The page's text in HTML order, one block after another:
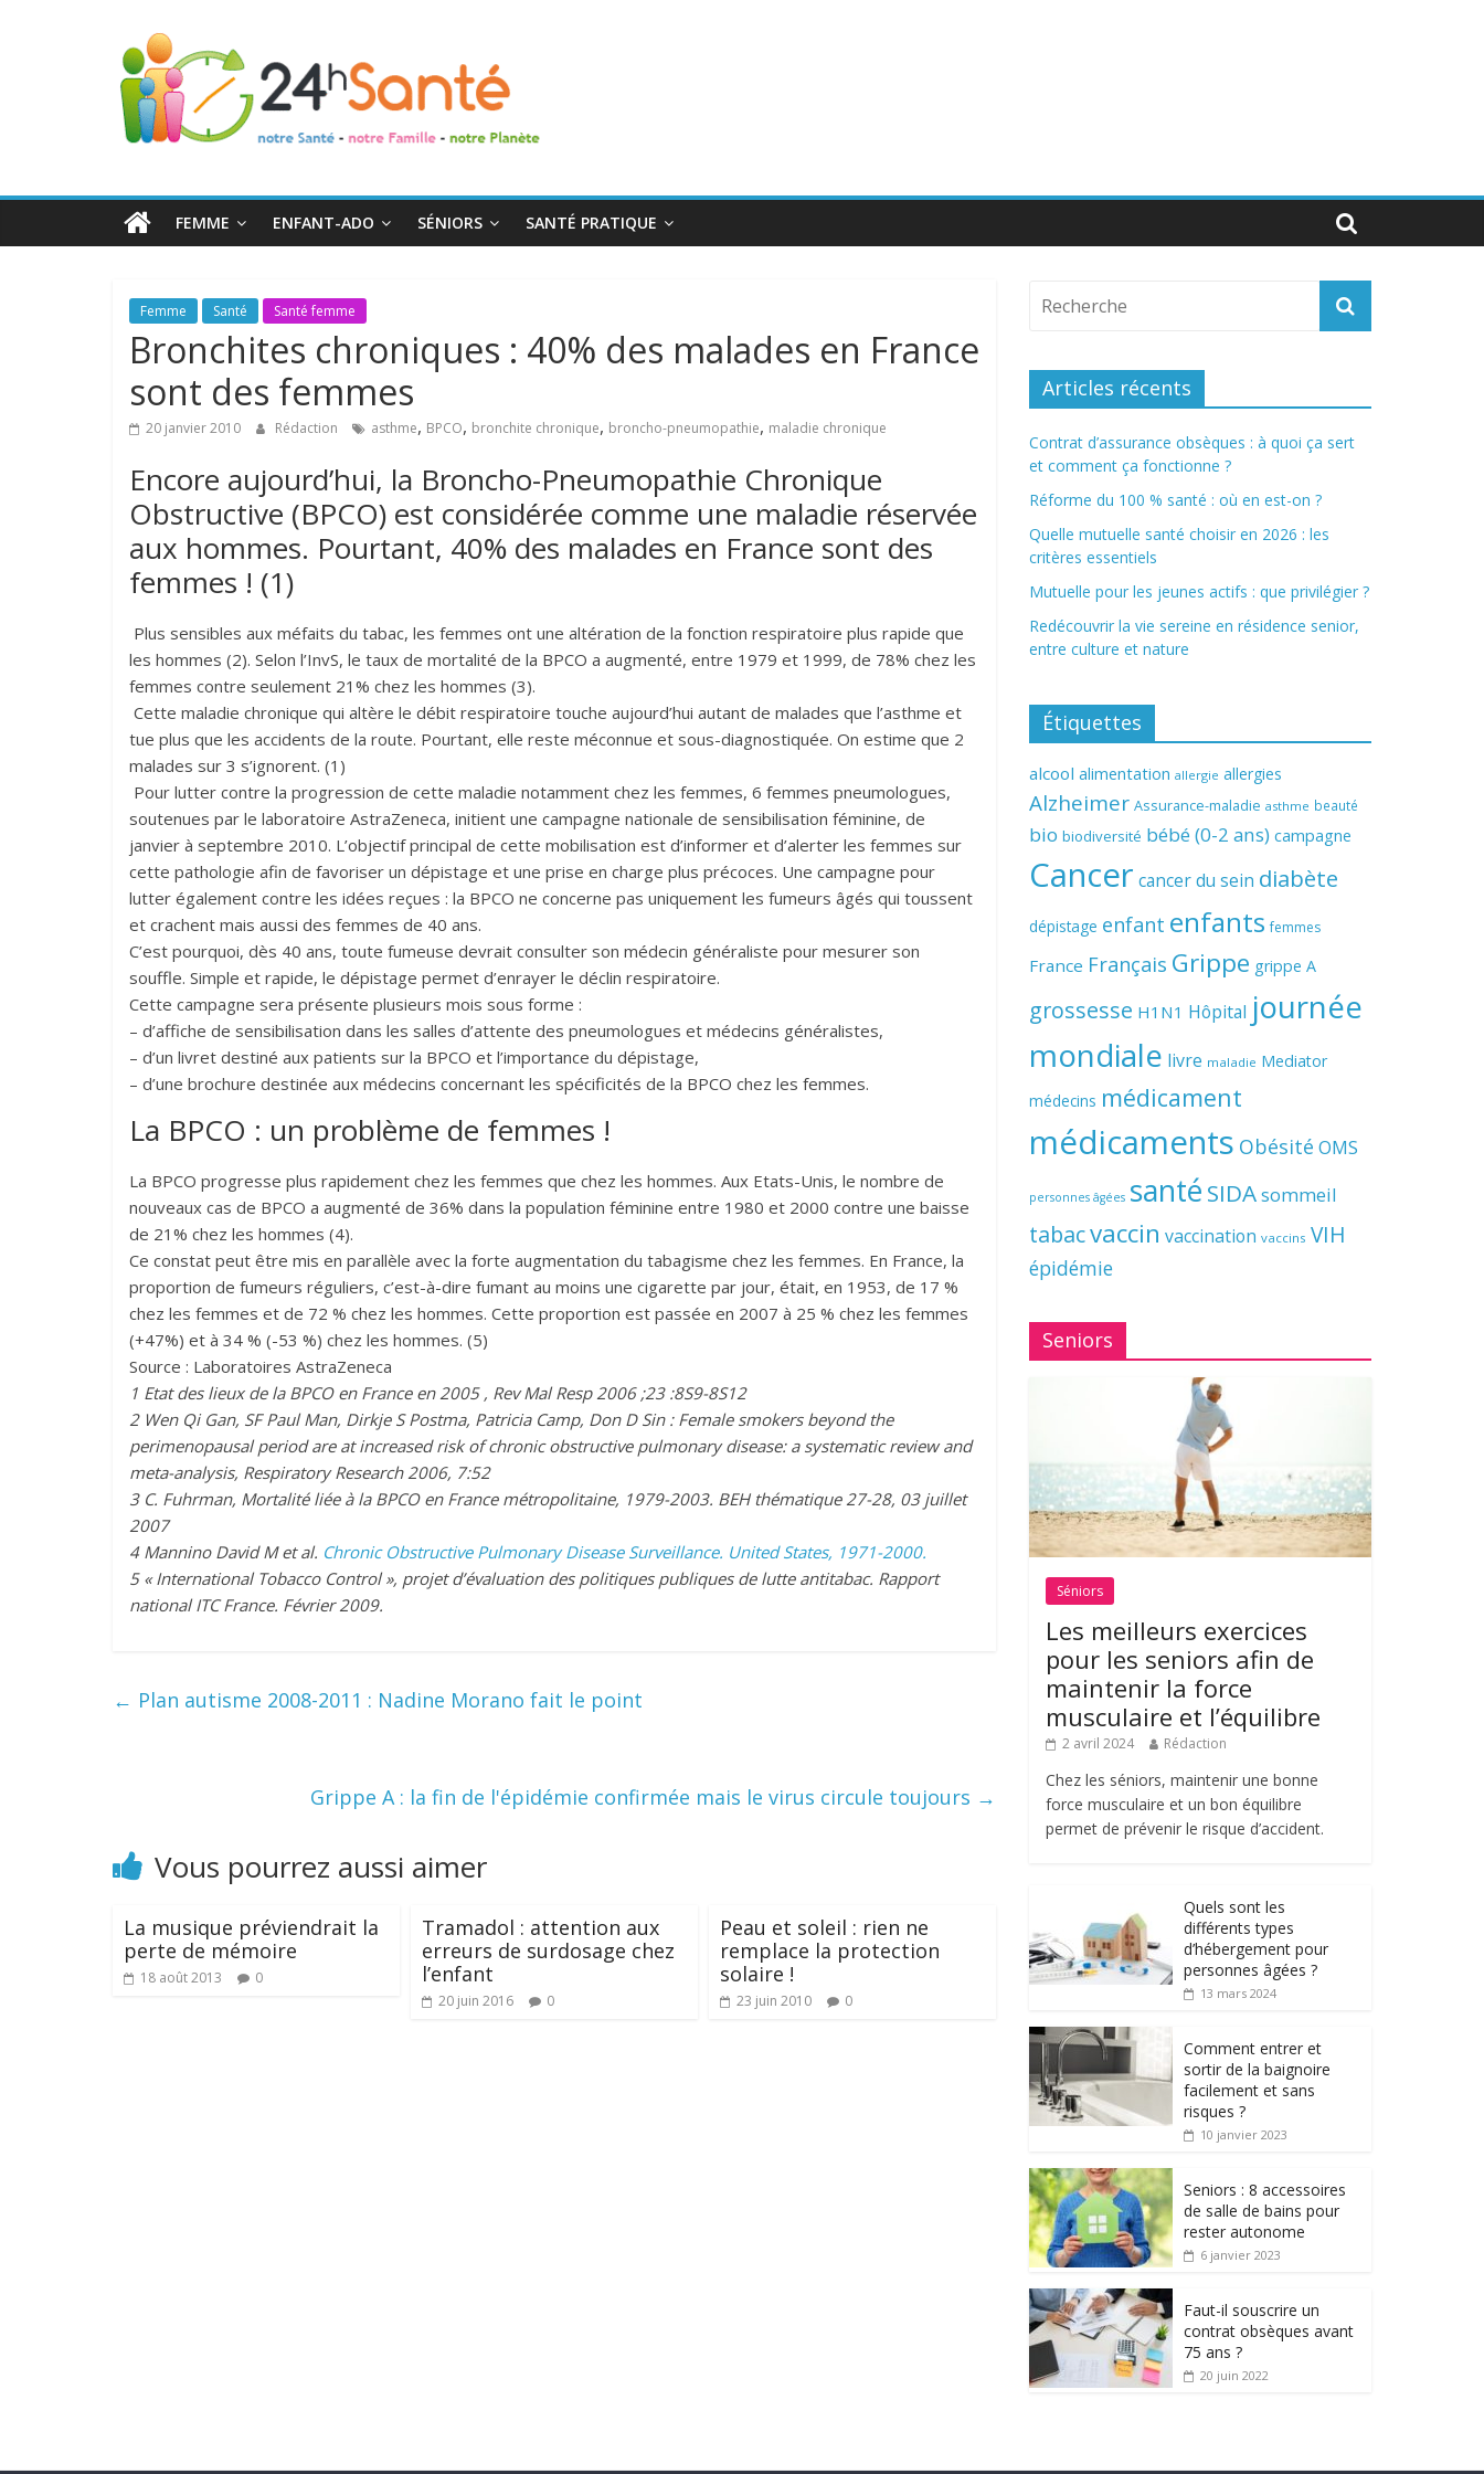
24h
Santé
toute
FEMME ENFANT-ADO SÉNIORS SANTÉ PRATIQUE
Femme Santé Santé femme
Bronchites chroniques : 40% des malades en France
sont des femmes
20 janvier 2010 Rédaction asthme, BPCO, bronchite chronique, broncho-pneumopathie, maladie chronique
Encore aujourd’hui, la Broncho-Pneumopathie Chronique
Obstructive (BPCO) est considérée comme une maladie réservée
aux hommes. Pourtant, 40% des malades en France sont des
femmes ! (1)
Plus sensibles aux méfaits du tabac, les femmes ont une altération de la fonction respiratoire plus rapide que
les hommes (2). Selon l’InvS, le taux de mortalité de la BPCO a augmenté, entre 1979 et 1999, de 78% chez les
femmes contre seulement 21% chez les hommes (3).
Cette maladie chronique qui altère le débit respiratoire touche aujourd’hui autant de malades que l’asthme et
tue plus que les accidents de la route. Pourtant, elle reste méconnue et sous-diagnostiquée. On estime que 2
malades sur 3 s’ignorent. (1)
Pour lutter contre la progression de cette maladie notamment chez les femmes, 6 femmes pneumologues,
soutenues par le laboratoire AstraZeneca, initient une campagne nationale de sensibilisation féminine, de
janvier à septembre 2010. L’objectif principal de cette mobilisation est d’informer et d’alerter les femmes sur
cette pathologie afin de favoriser un dépistage et une prise en charge plus précoces. Une campagne pour
lutter également contre les idées reçues : la BPCO ne concerne pas uniquement les fumeurs âgés qui toussent
et crachent mais aussi des femmes de 40 ans.
C’est pourquoi, dès 40 ans, toute fumeuse devrait consulter son médecin généraliste pour mesurer son
souffle. Simple et rapide, le dépistage permet d’enrayer le déclin respiratoire.
Cette campagne sera présente plusieurs mois sous forme :
– d’affiche de sensibilisation dans les salles d’attente des pneumologues et médecins généralistes,
– d’un livret destiné aux patients sur la BPCO et l’importance du dépistage,
– d’une brochure destinée aux médecins concernant les spécificités de la BPCO chez les femmes.
La BPCO : un problème de femmes !
La BPCO progresse plus rapidement chez les femmes que chez les hommes. Aux Etats-Unis, le nombre de
nouveaux cas de BPCO a augmenté de 36% dans la population féminine entre 1980 et 2000 contre une baisse
de 21% chez les hommes (4).
Ce constat peut être mis en parallèle avec la forte augmentation du tabagisme chez les femmes. En France, la
proportion de fumeurs réguliers, c’est-à-dire fumant au moins une cigarette par jour, était, en 1953, de 17 %
chez les femmes et de 72 % chez les hommes. Cette proportion est passée en 2007 à 25 % chez les femmes
(+47%) et à 34 % (-53 %) chez les hommes. (5)
Source : Laboratoires AstraZeneca
1 Etat des lieux de la BPCO en France en 2005 , Rev Mal Resp 2006 ;23 :8S9-8S12
2 Wen Qi Gan, SF Paul Man, Dirkje S Postma, Patricia Camp, Don D Sin : Female smokers beyond the
perimenopausal period are at increased risk of chronic obstructive pulmonary disease: a systematic review and
meta-analysis, Respiratory Research 2006, 7:52
3 C. Fuhrman, Mortalité liée à la BPCO en France métropolitaine, 1979-2003. BEH thématique 27-28, 03 juillet
2007
4 Mannino David M et al. Chronic Obstructive Pulmonary Disease Surveillance. United States, 1971-2000.
5 «International Tobacco Control », projet d’évaluation des politiques publiques de lutte antitabac. Rapport
national ITC France. Février 2009.
← Plan autisme 2008-2011 : Nadine Morano fait le point
Grippe A : la fin de l'épidémie confirmée mais le virus circule toujours →
Vous pourrez aussi aimer
La musique préviendrait la
perte de mémoire
18 août 2013 0
Tramadol : attention aux
erreurs de surdosage chez
l’enfant
20 juin 2016 0
Peau et soleil : rien ne
remplace la protection
solaire !
23 juin 2010 0
Articles récents
Contrat d’assurance obsèques : à quoi ça sert
et comment ça fonctionne ?
Réforme du 100 % santé : où en est-on ?
Quelle mutuelle santé choisir en 2026 : les
critères essentiels
Mutuelle pour les jeunes actifs : que privilégier ?
Redécouvrir la vie sereine en résidence senior,
entre culture et nature
Étiquettes
alcool alimentation allergie allergies
Alzheimer Assurance-maladie asthme beauté
bio biodiversité bébé (0-2 ans) campagne
Cancer cancer du sein diabète
dépistage enfant enfants femmes
France Français Grippe grippe A
grossesse H1N1 Hôpital journée
mondiale livre maladie Mediator
médecins médicament
médicaments Obésité OMS
personnes âgées santé SIDAsommeil
tabacvaccin vaccination vaccins VIH
épidémie
Seniors
Séniors
Les meilleurs exercices
pour les seniors afin de
maintenir la force
musculaire et l’équilibre
2 avril 2024 Rédaction
Chez les séniors, maintenir une bonne
force musculaire et un bon équilibre
permet de prévenir le risque d’accident.
Quels sont les
différents types
d’hébergement pour
personnes âgées ?
13 mars 2024
Comment entrer et
sortir de la baignoire
facilement et sans
risques ?
10 janvier 2023
Seniors : 8 accessoires
de salle de bains pour
rester autonome
6 janvier 2023
Faut-il souscrire un
contrat obsèques avant
75 ans ?
20 juin 2022